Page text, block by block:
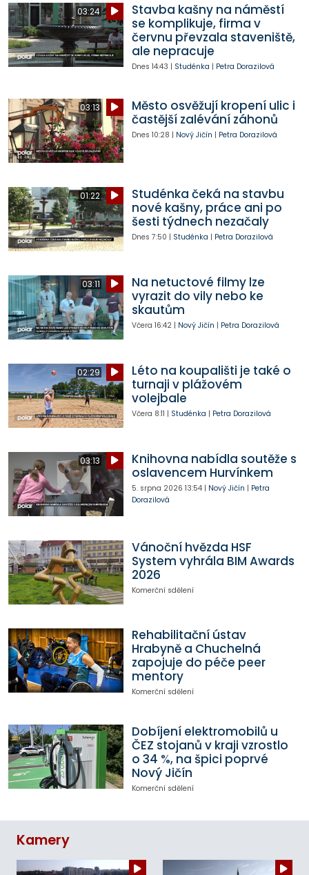
03:24
Stavba kašny na náměstí
se komplikuje, firma v
červnu převzala staveniště,
ale nepracuje
Dnes 14:43 | Studénka | Petra Dorazilová
03:13
Město osvěžují kropení ulic i
častější zalévání záhonů
Dnes 10:28 | Nový Jičín | Petra Dorazilová
01:22
Studénka čeká na stavbu
nové kašny, práce ani po
šesti týdnech nezačaly
Dnes 7:50 | Studénka | Petra Dorazilová
03:11
Na netuctové filmy lze
vyrazit do vily nebo ke
skautům
Včera 16:42| Nový Jičín | Petra Dorazilová
02:29
Léto na koupališti je také o
turnaji v plážovém
volejbale
Včera 8:11 | Studénka | Petra Dorazilová
03:13
Knihovna nabídla soutěže s
oslavencem Hurvínkem
5. srpna 2026 13:54| Nový Jičín | Petra
Dorazilová
Vánoční hvězda HSF
System vyhrála BIM Awards
2026
Komerční sdělení
Rehabilitační ústav
Hrabyně a Chuchelná
zapojuje do péče peer
mentory
Komerční sdělení
Dobíjení elektromobilů u
ČEZ stojanů v kraji vzrostlo
o 34 %, na špici poprvé
Nový Jičín
Komerční sdělení
Kamery